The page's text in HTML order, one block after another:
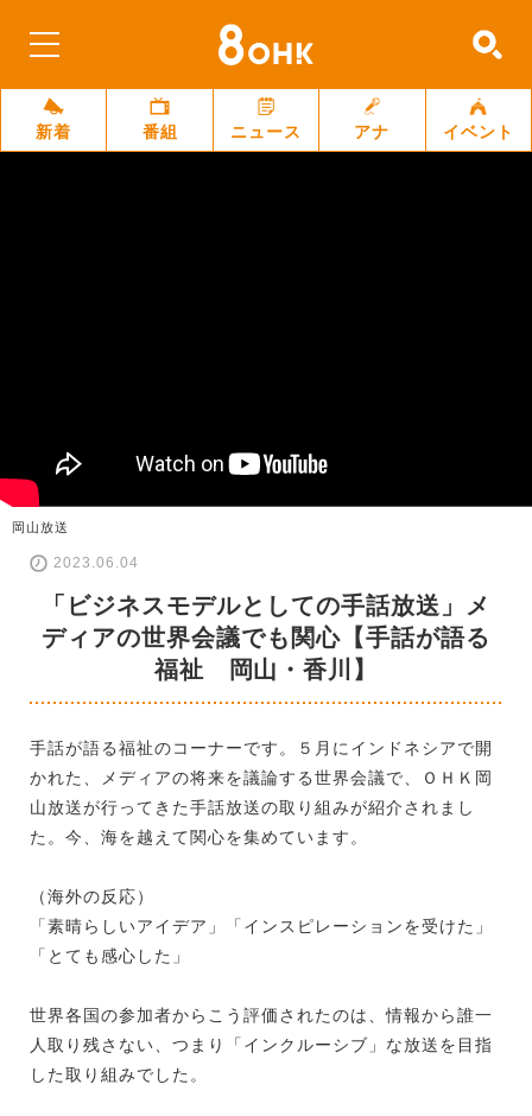
新着 番組 ニュース アナ イベント
岡山放送
2023.06.04
「ビジネスモデルとしての手話放送」メ
ディアの世界会議でも関心【手話が語る
福祉 岡山・香川】
手話が語る福祉のコーナーです。５月にインドネシアで開
かれた、メディアの将来を議論する世界会議で、ＯＨＫ岡
山放送が行ってきた手話放送の取り組みが紹介されまし
た。今、海を越えて関心を集めています。
（海外の反応）
「素晴らしいアイデア」「インスピレーションを受けた」
「とても感心した」
世界各国の参加者からこう評価されたのは、情報から誰一
人取り残さない、つまり「インクルーシブ」な放送を目指
した取り組みでした。